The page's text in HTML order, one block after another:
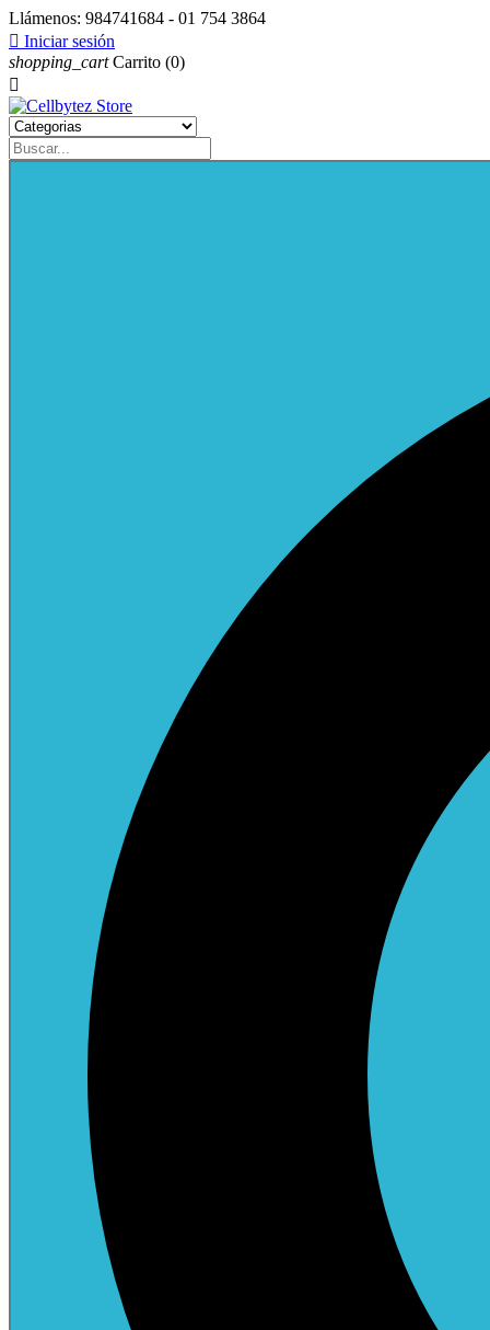
Llámenos: 984741684 - 01 754 3864
 Iniciar sesión
shopping_cart Carrito (0)
